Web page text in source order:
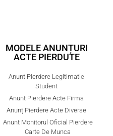
MODELE ANUNȚURI
ACTE PIERDUTE
Anunt Pierdere Legitimatie
Student
Anunt Pierdere Acte Firma
Anunț Pierdere Acte Diverse
Anunt Monitorul Oficial Pierdere
Carte De Munca